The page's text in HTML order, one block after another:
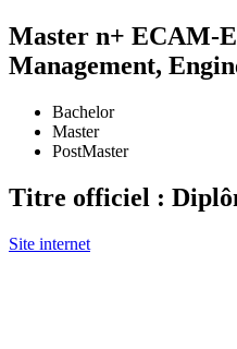
Master n+ ECAM-
Management,
Bachelor
Master
PostMaster
Titre officiel :
Site internet